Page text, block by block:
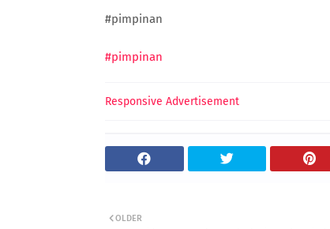
#pimpinan
#pimpinan
Responsive Advertisement
OLDER